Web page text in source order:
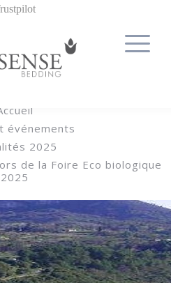
événements
2025
de la Foire Eco biologique
2025